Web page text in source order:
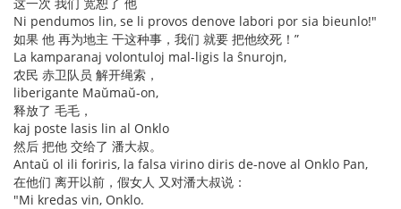
Ni pendumos lin, se li provos denove labori por sia bieunlo!"
如果 他 再为地主 干这种事，我们 就要 把他绞死！”
La kamparanaj volontuloj mal-ligis la ŝnurojn,
农民 赤卫队员 解开绳索，
liberigante Maŭmaŭ-on,
释放了 毛毛，
kaj poste lasis lin al Onklo
然后 把他 交给了 潘大叔。
Antaŭ ol ili foriris, la falsa virino diris de-nove al Onklo Pan,
在他们 离开以前，假女人 又对潘大叔说：
"Mi kredas vin, Onklo.